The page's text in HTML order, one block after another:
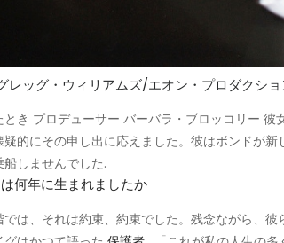
レッグ・ウィリアムズ/エオン・プロダクシ
き プロデューサー バーバラ・ブロッコリー
的にその申し出に応えました。彼はボンドが
しませんでした.
何年に生まれましたか
では、それは約束、約束でした。残念ながら、